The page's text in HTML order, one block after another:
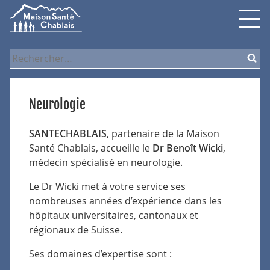
navigation
content
search
Rechercher :
Neurologie
SANTECHABLAIS, partenaire de la Maison
Santé Chablais, accueille le Dr Benoît Wicki,
médecin spécialisé en neurologie.
Le Dr Wicki met à votre service ses
nombreuses années d’expérience dans les
hôpitaux universitaires, cantonaux et
régionaux de Suisse.
Ses domaines d’expertise sont :